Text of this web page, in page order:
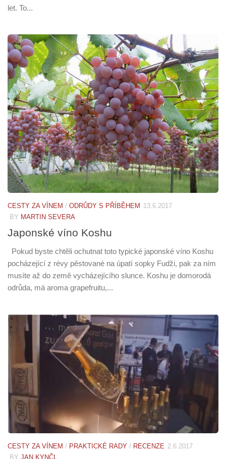
let. To...
CESTY ZA VÍNEM / ODRŮDY S PŘÍBĚHEM 13.6.2017
BY MARTIN SEVERA
Japonské víno Koshu
Pokud byste chtěli ochutnat toto typické japonské víno Koshu
pocházející z révy pěstované na úpatí sopky Fudži, pak za ním
musíte až do země vycházejícího slunce. Koshu je domorodá
odrůda, má aroma grapefruitu,...
CESTY ZA VÍNEM / PRAKTICKÉ RADY / RECENZE 2.6.2017
BY JAN KYNČL